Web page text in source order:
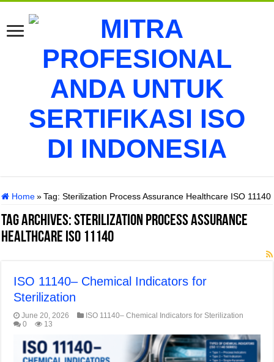
Home » Tag:Sterilization Process Assurance Healthcare ISO 11140
Tag Archives:Sterilization Process Assurance
Healthcare ISO 11140
ISO 11140– Chemical Indicators for
Sterilization
June 20, 2026
ISO 11140– Chemical Indicators for Sterilization
0
13